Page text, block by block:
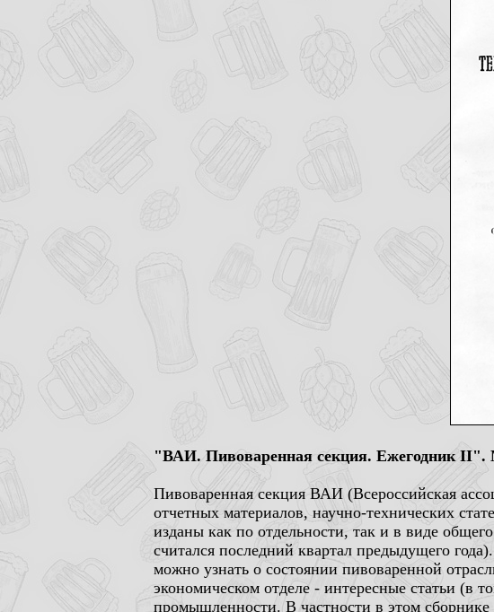
"ВАИ. Пивоваренная секция. Ежегодник II".
Пивоваренная секция ВАИ (Всероссийская
отчетных материалов, научно-технических
изданы как по отдельности, так и в виде
считался последний квартал предыдущего
можно узнать о состоянии пивоваренной
экономическом отделе - интересные статьи (в
промышленности. В частности в этом